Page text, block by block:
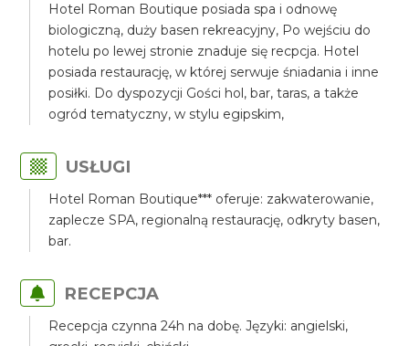
Hotel Roman Boutique posiada spa i odnowę
biologiczną, duży basen rekreacyjny, Po wejściu do
hotelu po lewej stronie znaduje się recpcja. Hotel
posiada restaurację, w której serwuje śniadania i inne
posiłki. Do dyspozycji Gości hol, bar, taras, a także
ogród tematyczny, w stylu egipskim,
USŁUGI
Hotel Roman Boutique*** oferuje: zakwaterowanie,
zaplecze SPA, regionalną restaurację, odkryty basen,
bar.
RECEPCJA
Recepcja czynna 24h na dobę. Języki: angielski,